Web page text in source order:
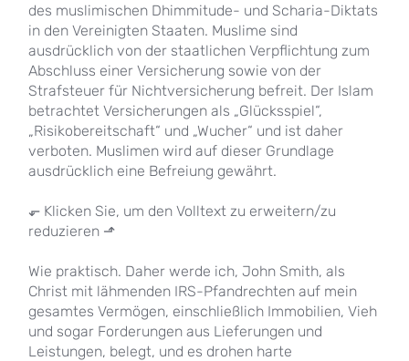
des muslimischen Dhimmitude- und Scharia-Diktats
in den Vereinigten Staaten. Muslime sind
ausdrücklich von der staatlichen Verpflichtung zum
Abschluss einer Versicherung sowie von der
Strafsteuer für Nichtversicherung befreit. Der Islam
betrachtet Versicherungen als „Glücksspiel“,
„Risikobereitschaft“ und „Wucher“ und ist daher
verboten. Muslimen wird auf dieser Grundlage
ausdrücklich eine Befreiung gewährt.
⬐ Klicken Sie, um den Volltext zu erweitern/zu
reduzieren ⬏
Wie praktisch. Daher werde ich, John Smith, als
Christ mit lähmenden IRS-Pfandrechten auf mein
gesamtes Vermögen, einschließlich Immobilien, Vieh
und sogar Forderungen aus Lieferungen und
Leistungen, belegt, und es drohen harte